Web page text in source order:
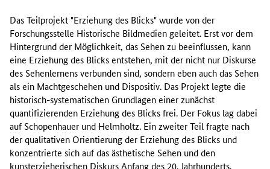
Das Teilprojekt "Erziehung des Blicks" wurde von der
Forschungsstelle Historische Bildmedien geleitet. Erst vor dem
Hintergrund der Möglichkeit, das Sehen zu beeinflussen, kann
eine Erziehung des Blicks entstehen, mit der nicht nur Diskurse
des Sehenlernens verbunden sind, sondern eben auch das Sehen
als ein Machtgeschehen und Dispositiv. Das Projekt legte die
historisch-systematischen Grundlagen einer zunächst
quantifizierenden Erziehung des Blicks frei. Der Fokus lag dabei
auf Schopenhauer und Helmholtz. Ein zweiter Teil fragte nach
der qualitativen Orientierung der Erziehung des Blicks und
konzentrierte sich auf das ästhetische Sehen und den
kunsterzieherischen Diskurs Anfang des 20. Jahrhunderts.